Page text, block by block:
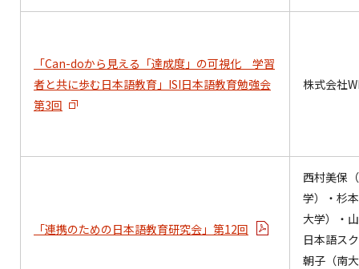
「Can-doから見える「達成度」の可視化 学習
者と共に歩む日本語教育」ISI日本語教育勉強会
第3回
株式会社
「連携のための日本語教育研究会」第12回
西村美保
学）・杉
大学）・
日本語ス
朝子（南